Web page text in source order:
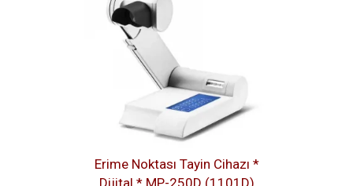
Erime Noktası Tayin Cihazı *
Dijital * MP-250D (1101D)